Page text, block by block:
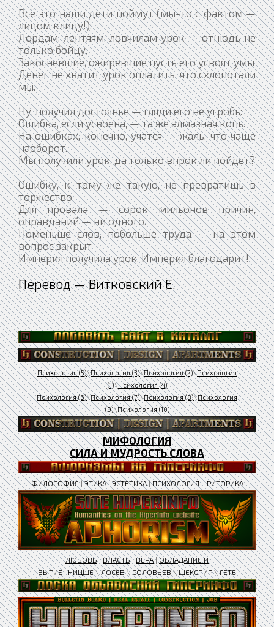
Всё это наши дети поймут (мы-то с фактом —
лицом клицу!);
Лордам, лентяям, ловчилам урок — отнюдь не
только бойцу.
Закосневшие, ожиревшие пусть его усвоят умы
Денег не хватит урок оплатить, что схлопотали
мы.
Ну, получил достоянье — гляди его не угробь:
Ошибка, если усвоена, — та же алмазная копь.
На ошибках, конечно, учатся — жаль, что чаще
наоборот.
Мы получили урок, да только впрок ли пойдет?
Ошибку, к тому же такую, не превратишь в
торжество
Для провала — сорок мильонов причин,
оправданий — ни одного.
Поменьше слов, побольше труда — на этом
вопрос закрыт
Империя получила урок. Империя благодарит!
Перевод — Витковский Е.
Психология (5)\Психология (3)\Психология (2)\Психология
(1)\Психология (4)
Психология (6)\Психология (7)\Психология (8)\Психология
(9)\Психология (10)
МИФОЛОГИЯ
СИЛА И МУДРОСТЬ СЛОВА
ФИЛОСОФИЯ|ЭТИКА|ЭСТЕТИКА|ПСИХОЛОГИЯ|РИТОРИКА
ЛЮБОВЬ|ВЛАСТЬ|ВЕРА|ОБЛАДАНИЕ И
БЫТИЕ|НИЦШЕ\ЛОСЕВ\СОЛОВЬЕВ\ШЕКСПИР\ГЕТЕ